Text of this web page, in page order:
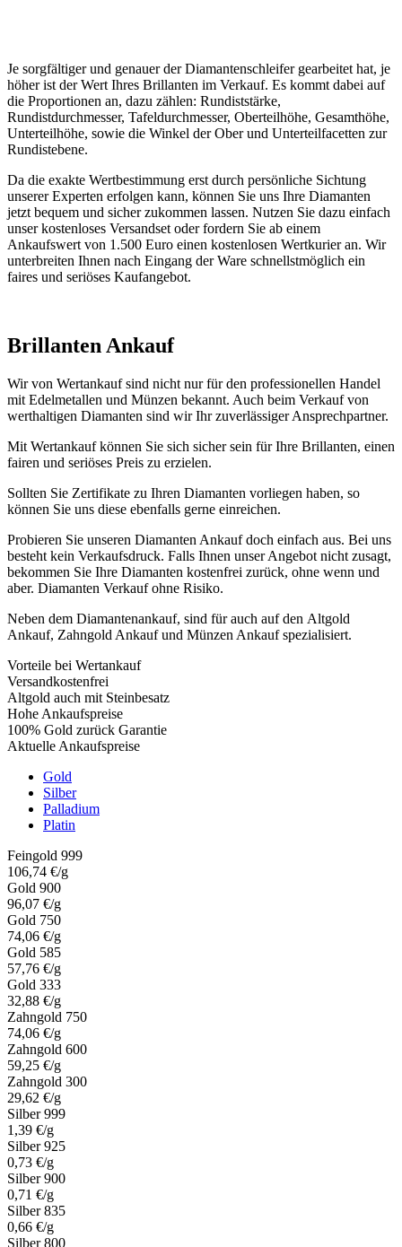
Je sorgfältiger und genauer der Diamantenschleifer gearbeitet hat, je
höher ist der Wert Ihres Brillanten im Verkauf. Es kommt dabei auf
die Proportionen an, dazu zählen: Rundiststärke,
Rundistdurchmesser, Tafeldurchmesser, Oberteilhöhe, Gesamthöhe,
Unterteilhöhe, sowie die Winkel der Ober und Unterteilfacetten zur
Rundistebene.
Da die exakte Wertbestimmung erst durch persönliche Sichtung
unserer Experten erfolgen kann, können Sie uns Ihre Diamanten
jetzt bequem und sicher zukommen lassen. Nutzen Sie dazu einfach
unser kostenloses Versandset oder fordern Sie ab einem
Ankaufswert von 1.500 Euro einen kostenlosen Wertkurier an. Wir
unterbreiten Ihnen nach Eingang der Ware schnellstmöglich ein
faires und seriöses Kaufangebot.
Brillanten Ankauf
Wir von Wertankauf sind nicht nur für den professionellen Handel
mit Edelmetallen und Münzen bekannt. Auch beim Verkauf von
werthaltigen Diamanten sind wir Ihr zuverlässiger Ansprechpartner.
Mit Wertankauf können Sie sich sicher sein für Ihre Brillanten, einen
fairen und seriöses Preis zu erzielen.
Sollten Sie Zertifikate zu Ihren Diamanten vorliegen haben, so
können Sie uns diese ebenfalls gerne einreichen.
Probieren Sie unseren Diamanten Ankauf doch einfach aus. Bei uns
besteht kein Verkaufsdruck. Falls Ihnen unser Angebot nicht zusagt,
bekommen Sie Ihre Diamanten kostenfrei zurück, ohne wenn und
aber. Diamanten Verkauf ohne Risiko.
Neben dem Diamantenankauf, sind für auch auf den Altgold
Ankauf, Zahngold Ankauf und Münzen Ankauf spezialisiert.
Vorteile bei Wertankauf
Versandkostenfrei
Altgold auch mit Steinbesatz
Hohe Ankaufspreise
100% Gold zurück Garantie
Aktuelle Ankaufspreise
Gold
Silber
Palladium
Platin
Feingold 999
106,74 €/g
Gold 900
96,07 €/g
Gold 750
74,06 €/g
Gold 585
57,76 €/g
Gold 333
32,88 €/g
Zahngold 750
74,06 €/g
Zahngold 600
59,25 €/g
Zahngold 300
29,62 €/g
Silber 999
1,39 €/g
Silber 925
0,73 €/g
Silber 900
0,71 €/g
Silber 835
0,66 €/g
Silber 800